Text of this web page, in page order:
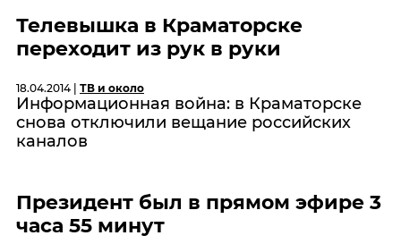
Телевышка в Краматорске
переходит из рук в руки
18.04.2014 | ТВ и около
Информационная война: в Краматорске
снова отключили вещание российских
каналов
Президент был в прямом эфире 3
часа 55 минут